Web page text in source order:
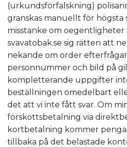
(urkundsförfalskning)
granskas manuellt för högsta
misstanke om
svavatobak.se sig rätten att
nekande om order
personnummer och bild på
kompletterande uppgifter
beställningen omedelbart
det att vi inte fått svar. Om
förskottsbetalning via
kortbetalning kommer
tillbaka på det belastade